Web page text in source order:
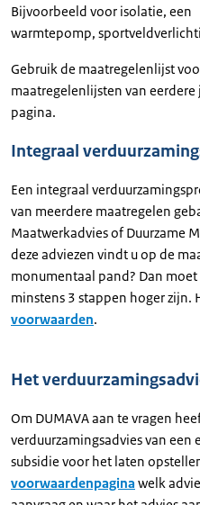
Bijvoorbeeld voor isolatie, een
warmtepomp,
Gebruik de maatregelenlijst
maatregelenlijsten van
pagina.
Integraal
Een integraal
van meerdere maatregelen
Maatwerkadvies of Duurzame
deze adviezen vindt u op de
monumentaal pand? Dan
minstens 3 stappen hoger zijn.
voorwaarden.
Het
Om DUMAVA aan te vragen
verduurzamingsadvies van
subsidie voor het laten
voorwaardenpagina welk